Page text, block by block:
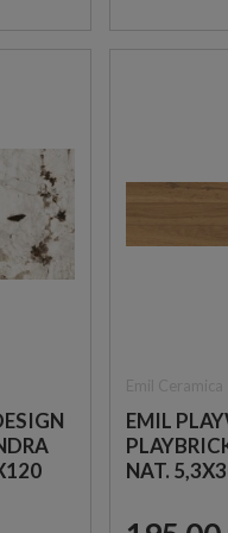
KEROS LIVORNO
EMIL
NAT.
PŁYTKA